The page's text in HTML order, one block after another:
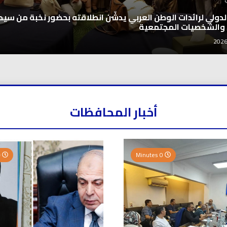
الدولي لرائدات الوطن العربي يدشّن انطلاقته بحضور نخبة من
والشخصيات المجتمعية
أخبار المحافظات